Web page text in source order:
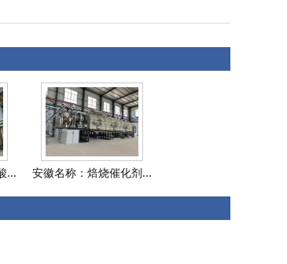
... 安徽名称：焙烧催化剂...